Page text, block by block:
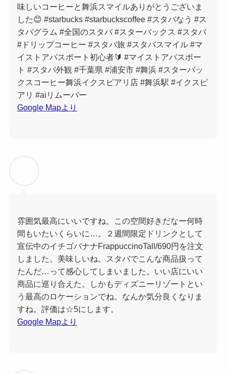
味しいコーヒーと舞浜スマイルありがとうございま
した😊 #starbucks #starbuckscoffee #スタバなう #ス
タバグラム #全国のスタバ #スターバックス #スタバ
#ドリップコーヒー #スタバ旅 #スタバスマイル #マ
イストアパスポート初心者🔰 #マイストアパスポー
ト #スタバ外観 #千葉県 #浦安市 #舞浜 #スターバッ
クスコーヒー舞浜イクスピアリ店 #舞浜駅 #イクスピ
アリ #aiリムーバー
Google Mapより
雰囲気最高にいいですね。この空間好きだなー何時
間もいたいくらいに…。２週間限定ドリンクとして
宣伝中のイチゴバナナFrappuccinoTall/690円を注文
しました。美味しいね。スタバでこんな商品扱って
たんだ…って感心してしまいました。いい店にいい
商品に巡り合えた。しかもディズニーリゾートとい
う最高のロケーションでね。なんか気分良くなりま
すね。評価は☆5にします。
Google Mapより